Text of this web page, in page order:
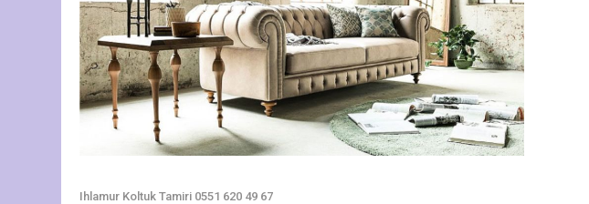
Ihlamur Koltuk Tamiri 0551 620 49 67